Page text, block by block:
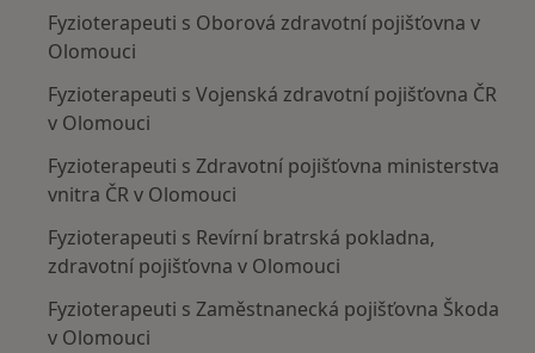
Fyzioterapeuti s Oborová zdravotní pojišťovna v
Olomouci
Fyzioterapeuti s Vojenská zdravotní pojišťovna ČR
v Olomouci
Fyzioterapeuti s Zdravotní pojišťovna ministerstva
vnitra ČR v Olomouci
Fyzioterapeuti s Revírní bratrská pokladna,
zdravotní pojišťovna v Olomouci
Fyzioterapeuti s Zaměstnanecká pojišťovna Škoda
v Olomouci